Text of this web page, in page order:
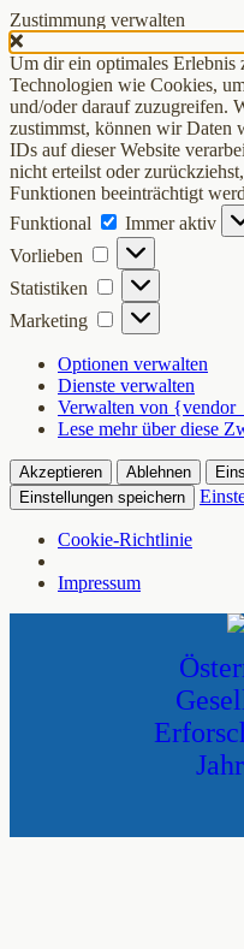
Zustimmung verwalten
Um dir ein optimales Erlebnis
Technologien wie Cookies,
und/oder darauf zuzugreifen.
zustimmst, können wir Daten
IDs auf dieser Website
nicht erteilst oder
Funktionen beeinträchtigt
Funktional
Funktional
Immer aktiv
Vorlieben
Vorlieben
Statistiken Statistiken
Marketing Marketing
Optionen verwalten
Dienste verwalten
Verwalten von
Lese mehr über diese
Akzeptieren Ablehnen
Einstellungen speichern
Cookie-Richtlinie
Impressum